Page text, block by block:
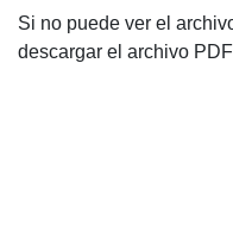
Si no puede ver el
descargar el archivo PDF